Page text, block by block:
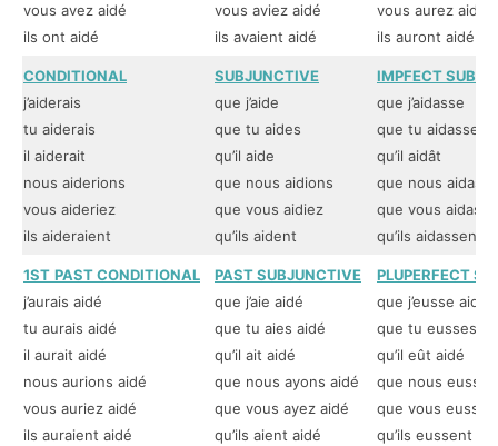
vous avez aidé
ils ont aidé
vous aviez aidé
ils avaient aidé
vous aurez aidé
ils auront aidé
CONDITIONAL
j’aiderais
tu aiderais
il aiderait
nous aiderions
vous aideriez
ils aideraient
SUBJUNCTIVE
que j’aide
que tu aides
qu’il aide
que nous aidions
que vous aidiez
qu’ils aident
IMPFECT
que j’aidasse
que tu aidasses
qu’il aidât
que nous
que vous
qu’ils aidassent
1ST PAST CONDITIONAL
j’aurais aidé
tu aurais aidé
il aurait aidé
nous aurions aidé
vous auriez aidé
ils auraient aidé
PAST SUBJUNCTIVE
que j’aie aidé
que tu aies aidé
qu’il ait aidé
que nous ayons aidé
que vous ayez aidé
qu’ils aient aidé
PLUPERFECT
que j’eusse aidé
que tu eusses
qu’il eût aidé
que nous
que vous
qu’ils eussent